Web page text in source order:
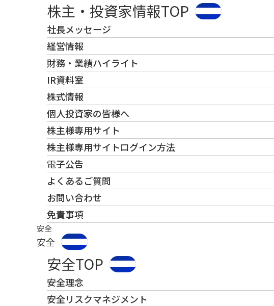
株主・投資家情報TOP
社長メッセージ
経営情報
財務・業績ハイライト
IR資料室
株式情報
個人投資家の皆様へ
株主様専用サイト
株主様専用サイトログイン方法
電子公告
よくあるご質問
お問い合わせ
免責事項
安全
安全
安全TOP
安全理念
安全リスクマネジメント